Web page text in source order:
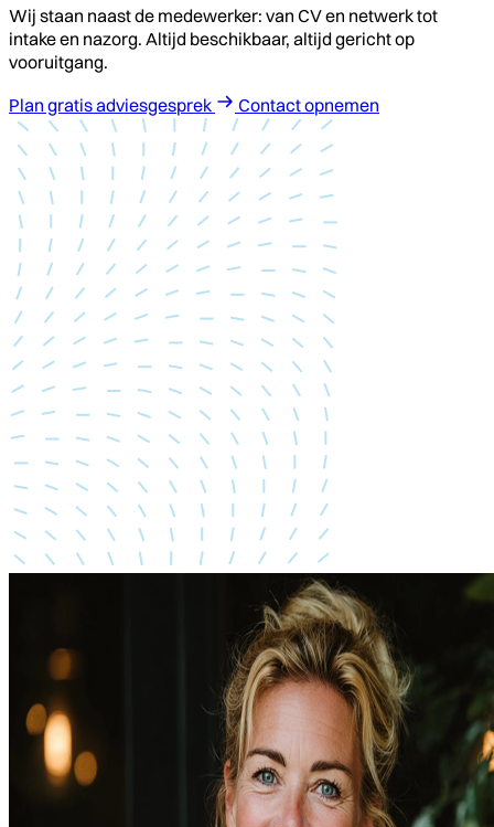
Wij staan naast de medewerker: van CV en netwerk tot
intake en nazorg. Altijd beschikbaar, altijd gericht op
vooruitgang.
Plan gratis adviesgesprek
Contact opnemen